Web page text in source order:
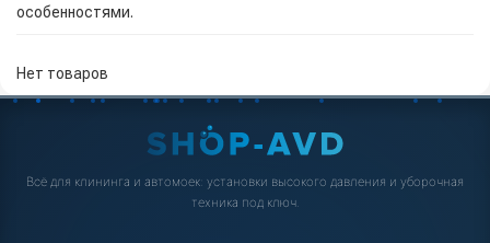
особенностями.
Нет товаров
Всё для клининга и автомоек: установки высокого давления и уборочная
техника под ключ.